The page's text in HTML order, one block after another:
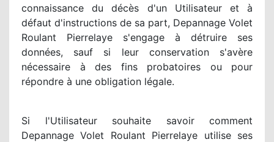
connaissance du décès d'un Utilisateur et à
défaut d'instructions de sa part, Depannage Volet
Roulant Pierrelaye s'engage à détruire ses
données, sauf si leur conservation s'avère
nécessaire à des fins probatoires ou pour
répondre à une obligation légale.
Si l'Utilisateur souhaite savoir comment
Depannage Volet Roulant Pierrelaye utilise ses